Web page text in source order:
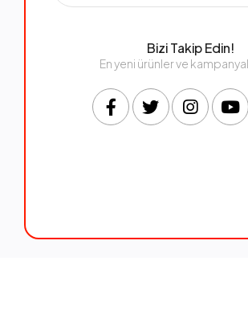
Bizi Takip Edin!
En yeni ürünler ve